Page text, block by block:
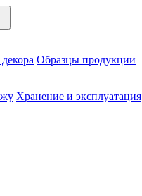
Образцы продукции
Хранение и эксплуатация